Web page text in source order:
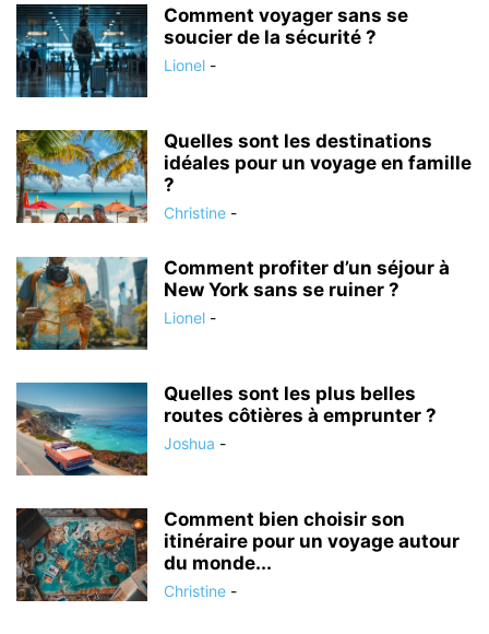
Comment voyager sans se
soucier de la sécurité ?
Lionel -
Quelles sont les destinations
idéales pour un voyage en famille
?
Christine -
Comment profiter d’un séjour à
New York sans se ruiner ?
Lionel -
Quelles sont les plus belles
routes côtières à emprunter ?
Joshua -
Comment bien choisir son
itinéraire pour un voyage autour
du monde...
Christine -